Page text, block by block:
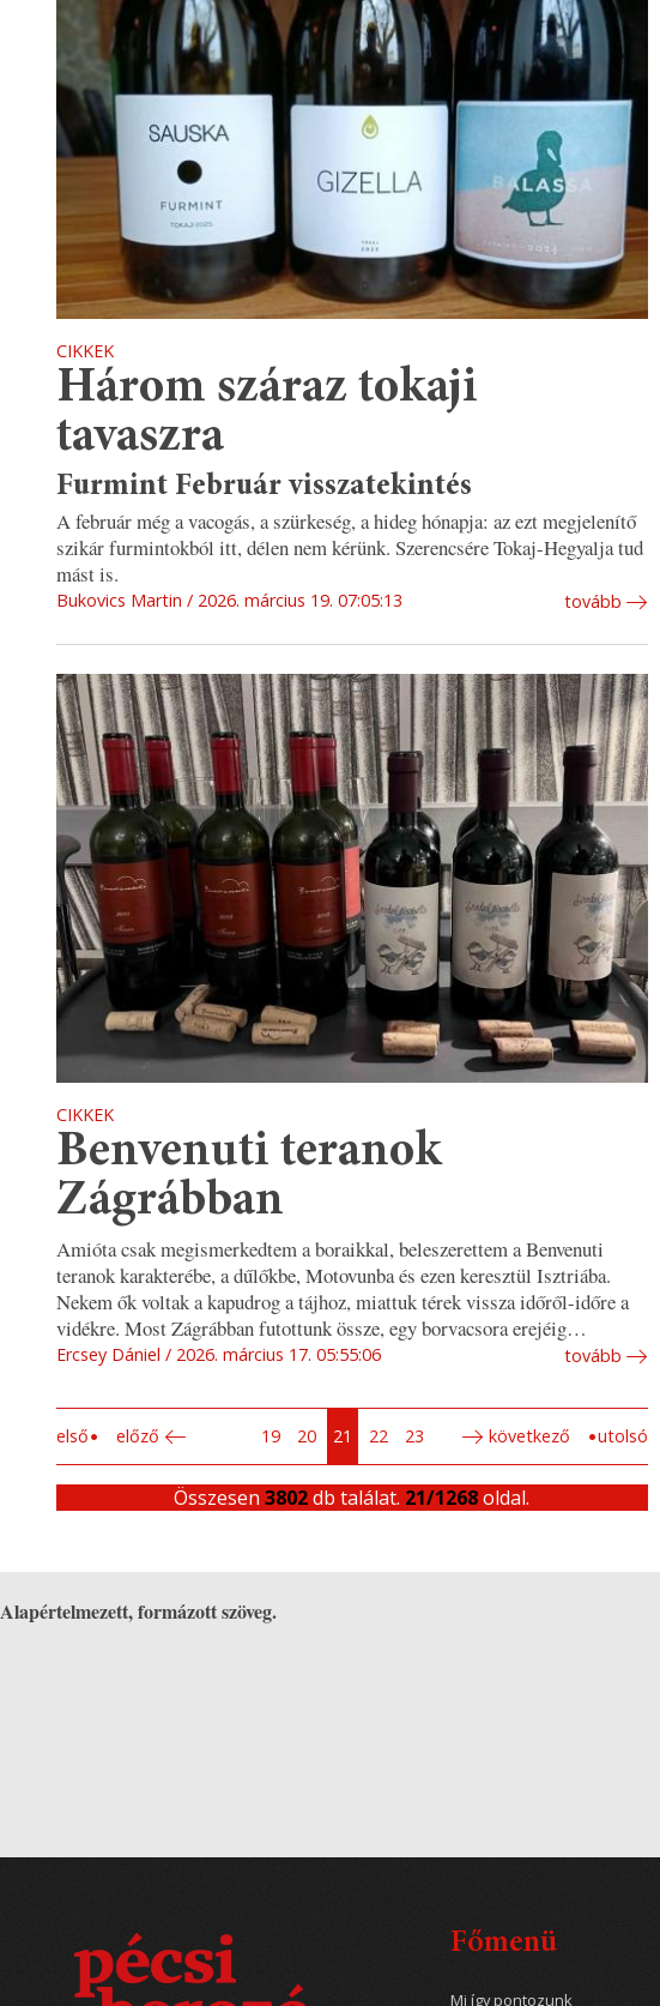
CIKKEK
Három száraz tokaji
tavaszra
Furmint Február visszatekintés
A február még a vacogás, a szürkeség, a hideg hónapja: az ezt megjelenítő
szikár furmintokból itt, délen nem kérünk. Szerencsére Tokaj-Hegyalja tud
mást is.
Bukovics Martin 2026. március 19. 07:05:13 tovább
CIKKEK
Benvenuti teranok
Zágrábban
Amióta csak megismerkedtem a boraikkal, beleszerettem a Benvenuti
teranok karakterébe, a dűlőkbe, Motovunba és ezen keresztül Isztriába.
Nekem ők voltak a kapudrog a tájhoz, miattuk térek vissza időről-időre a
vidékre. Most Zágrábban futottunk össze, egy borvacsora erejéig…
Ercsey Dániel 2026. március 17. 05:55:06 tovább
első előző 19 20 21 22 23 következő utolsó
Összesen3802db találat. 21/1268oldal.
Alapértelmezett, formázott szöveg.
Főmenü
Mi így pontozunk